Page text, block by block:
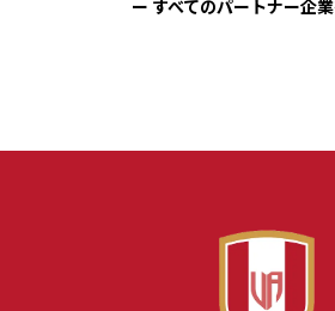
ー すべてのパートナー企